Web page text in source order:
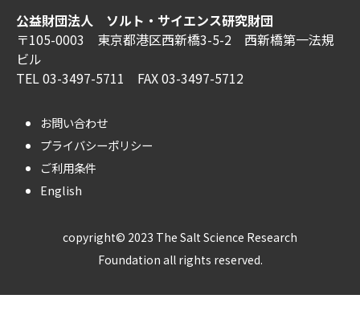
公益財団法人 ソルト・サイエンス研究財団
〒105-0003 東京都港区西新橋3-5-2 西新橋第一法規
ビル
TEL 03-3497-5711 FAX 03-3497-5712
お問い合わせ
プライバシーポリシー
ご利用条件
English
copyright© 2023 The Salt Science Research
Foundation all rights reserved.